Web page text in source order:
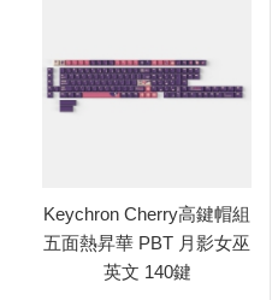
Keychron Cherry高鍵帽組
五面熱昇華 PBT 月影女巫
英文 140鍵